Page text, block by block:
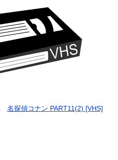
名探偵コナン PART11(2) [VHS]